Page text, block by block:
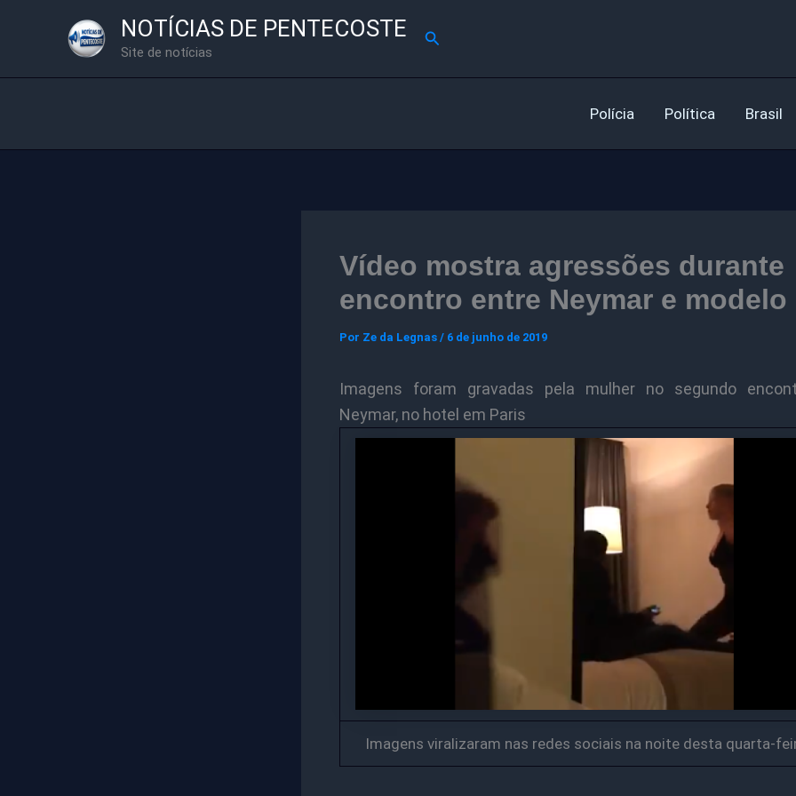
NOTÍCIAS DE PENTECOSTE
Site de notícias
Pesquisar
Polícia Política Brasil
Vídeo mostra agressões durante
encontro entre Neymar e modelo
Por Ze da Legnas / 6 de junho de 2019
Imagens foram gravadas pela mulher no segundo
Neymar, no hotel em Paris
Imagens viralizaram nas redes sociais na noite desta quarta-